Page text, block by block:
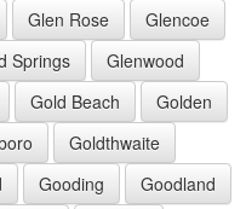
Glen Rose
Glencoe
Springs
Glenwood
Gold Beach
Golden
Goldthwaite
Gooding
Goodland